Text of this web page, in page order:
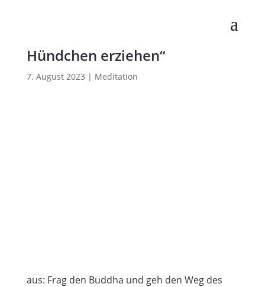
Hündchen erziehen“
7. August 2023 | Meditation
aus: Frag den Buddha und geh den Weg des